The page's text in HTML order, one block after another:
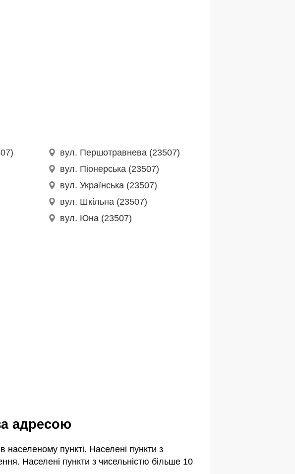
вул. Першотравнева (23507)
вул. Піонерська (23507)
вул. Українська (23507)
вул. Шкільна (23507)
вул. Юна (23507)
адресою
населеному пункті. Населені пункти з
Населені пункти з чисельністю більше 10